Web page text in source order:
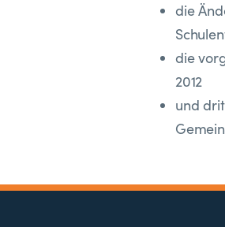
die
die
2012
und